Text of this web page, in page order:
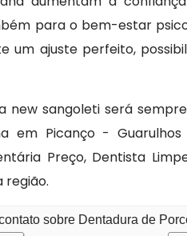
para o bem-estar
um ajuste perfeito,
sangoleti será
em Picanço -
Preço, Dentista
região.
sobre Dentadura de